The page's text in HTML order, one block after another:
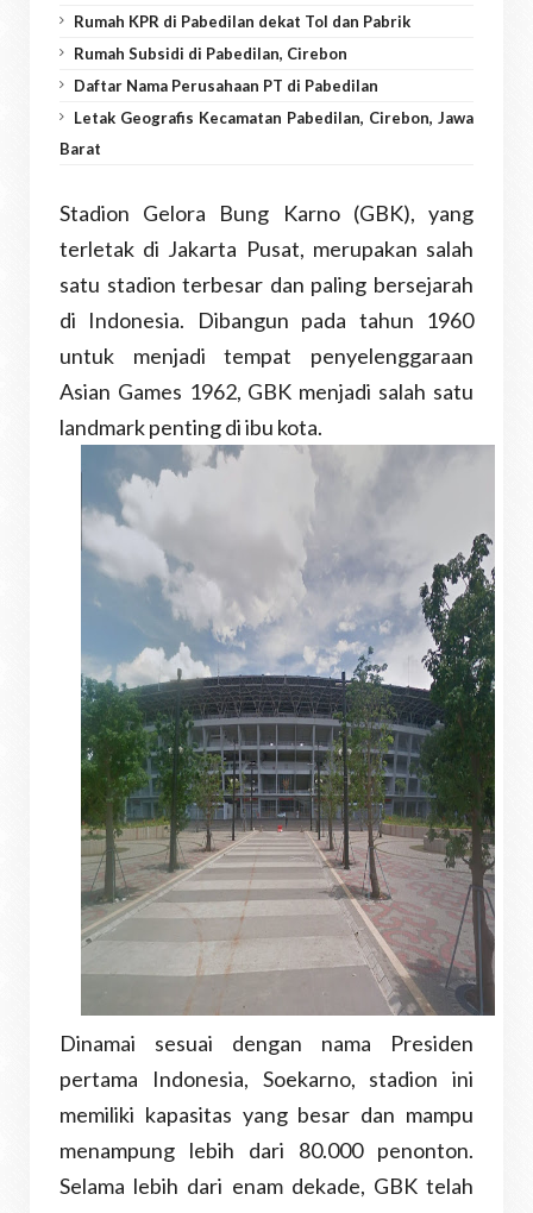
Rumah KPR di Pabedilan dekat Tol dan Pabrik
Rumah Subsidi di Pabedilan, Cirebon
Daftar Nama Perusahaan PT di Pabedilan
Letak Geografis Kecamatan Pabedilan, Cirebon, Jawa
Barat
Stadion Gelora Bung Karno (GBK), yang
terletak di Jakarta Pusat, merupakan salah
satu stadion terbesar dan paling bersejarah
di Indonesia. Dibangun pada tahun 1960
untuk menjadi tempat penyelenggaraan
Asian Games 1962, GBK menjadi salah satu
landmark penting di ibu kota.
Dinamai sesuai dengan nama Presiden
pertama Indonesia, Soekarno, stadion ini
memiliki kapasitas yang besar dan mampu
menampung lebih dari 80.000 penonton.
Selama lebih dari enam dekade, GBK telah